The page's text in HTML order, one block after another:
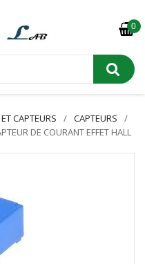
0
CAPTEURS
CAPTEURS
DE COURANT EFFET HALL